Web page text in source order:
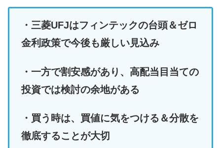
・三菱UFJはフィンテックの台頭＆ゼロ
金利政策で今後も厳しい見込み
・一方で割安感があり、高配当目当ての
投資では検討の余地がある
・買う時は、買値に気をつける＆分散を
徹底することが大切